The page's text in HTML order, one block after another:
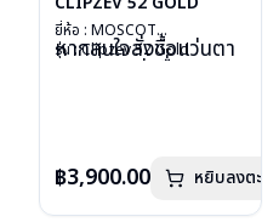
ยี่ห้อ : MOSCOT
รุ่น : Clipzev 52 Gold
หากสนใจสั่งชื้อแว่นตา
Moscot รุ่นอื่นนอก
฿3,900.00 หยิบลงตะกร้า